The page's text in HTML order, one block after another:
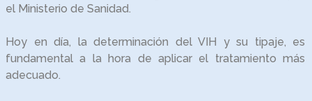
el Ministerio de Sanidad.
Hoy en día, la determinación del VIH y su tipaje, es
fundamental a la hora de aplicar el tratamiento más
adecuado.